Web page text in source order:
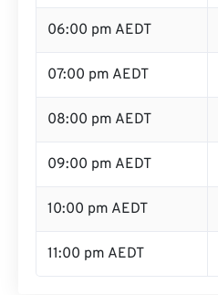
06:00 pm AEDT
07:00 pm AEDT
08:00 pm AEDT
09:00 pm AEDT
10:00 pm AEDT
11:00 pm AEDT